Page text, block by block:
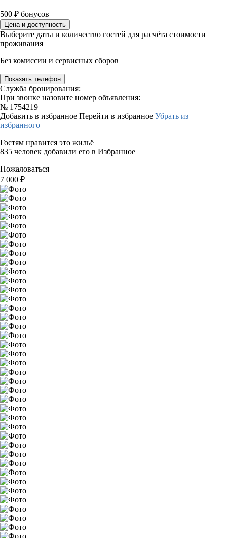
500 ₽ бонусов
Цена и доступность
Выберите даты и количество гостей для расчёта стоимости
проживания
Без комиссии и сервисных сборов
Показать телефон
Служба бронирования:
При звонке назовите номер объявления:
№ 1754219
Добавить в избранное Перейти в избранное Убрать из
избранного
Гостям нравится это жильё
835 человек добавили его в Избранное
Пожаловаться
7 000 ₽